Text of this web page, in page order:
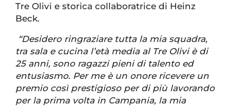
Tre Olivi e storica collaboratrice di Heinz
Beck.
“Desidero ringraziare tutta la mia squadra,
tra sala e cucina l’età media al Tre Olivi è di
25 anni, sono ragazzi pieni di talento ed
entusiasmo. Per me è un onore ricevere un
premio così prestigioso per di più lavorando
per la prima volta in Campania, la mia